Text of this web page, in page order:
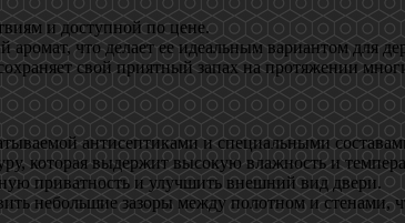
и доступной по цене.
что делает ее идеальным вариантом для
свой приятный запах на протяжении
антисептиками и специальными
которая выдержит высокую влажность и
приватность и улучшить внешний вид двери.
небольшие зазоры между полотном и стенами,